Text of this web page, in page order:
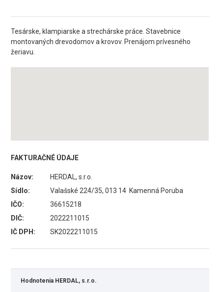
Tesárske, klampiarske a strechárske práce. Stavebnice
montovaných drevodomov a krovov. Prenájom prívesného
žeriavu.
FAKTURAČNÉ ÚDAJE
Názov:
HERDAL, s.r.o.
Sídlo:
Valašské 224/35, 013 14 Kamenná Poruba
IČO:
36615218
DIČ:
2022211015
IČ DPH:
SK2022211015
Hodnotenia HERDAL, s.r.o.